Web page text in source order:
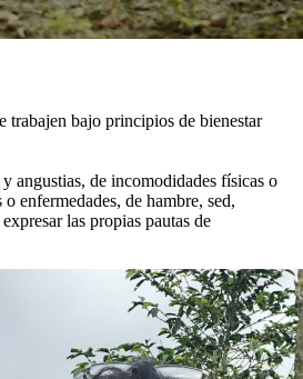
trabajen bajo principios de bienestar
angustias, de incomodidades físicas o
enfermedades, de hambre, sed,
las propias pautas de